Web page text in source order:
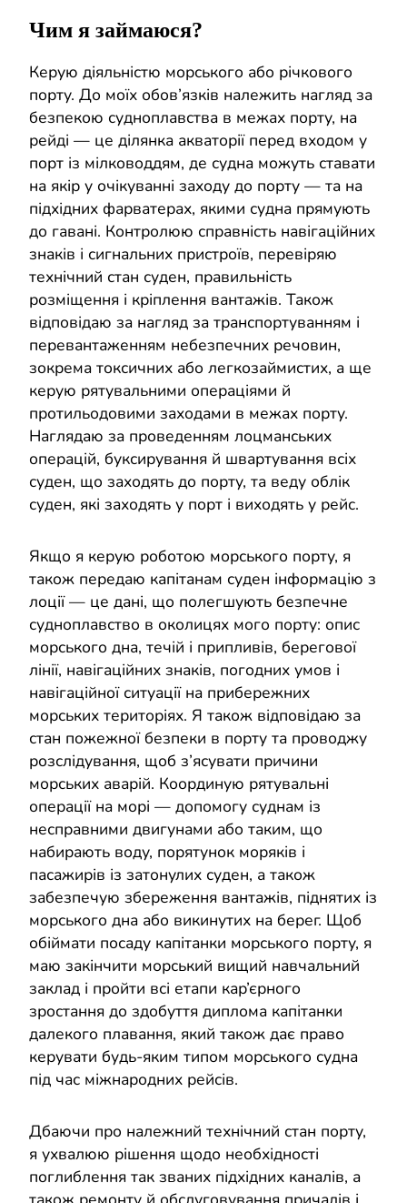
Чим я займаюся?
Керую діяльністю морського або річкового
порту. До моїх обов’язків належить нагляд за
безпекою судноплавства в межах порту, на
рейді — це ділянка акваторії перед входом у
порт із мілководдям, де судна можуть ставати
на якір у очікуванні заходу до порту — та на
підхідних фарватерах, якими судна прямують
до гавані. Контролюю справність навігаційних
знаків і сигнальних пристроїв, перевіряю
технічний стан суден, правильність
розміщення і кріплення вантажів. Також
відповідаю за нагляд за транспортуванням і
перевантаженням небезпечних речовин,
зокрема токсичних або легкозаймистих, а ще
керую рятувальними операціями й
протильодовими заходами в межах порту.
Наглядаю за проведенням лоцманських
операцій, буксирування й швартування всіх
суден, що заходять до порту, та веду облік
суден, які заходять у порт і виходять у рейс.
Якщо я керую роботою морського порту, я
також передаю капітанам суден інформацію з
лоції — це дані, що полегшують безпечне
судноплавство в околицях мого порту: опис
морського дна, течій і припливів, берегової
лінії, навігаційних знаків, погодних умов і
навігаційної ситуації на прибережних
морських територіях. Я також відповідаю за
стан пожежної безпеки в порту та проводжу
розслідування, щоб з’ясувати причини
морських аварій. Координую рятувальні
операції на морі — допомогу суднам із
несправними двигунами або таким, що
набирають воду, порятунок моряків і
пасажирів із затонулих суден, а також
забезпечую збереження вантажів, піднятих із
морського дна або викинутих на берег. Щоб
обіймати посаду капітанки морського порту, я
маю закінчити морський вищий навчальний
заклад і пройти всі етапи кар’єрного
зростання до здобуття диплома капітанки
далекого плавання, який також дає право
керувати будь-яким типом морського судна
під час міжнародних рейсів.
Дбаючи про належний технічний стан порту,
я ухвалюю рішення щодо необхідності
поглиблення так званих підхідних каналів, а